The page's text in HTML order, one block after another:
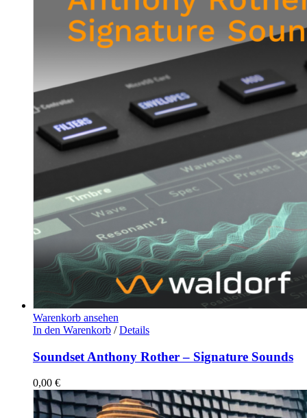
Warenkorb ansehen
In den Warenkorb / Details
Soundset Anthony Rother – Signature Sounds
0,00 €